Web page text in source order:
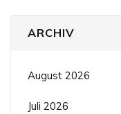
ARCHIV
August 2026
Juli 2026